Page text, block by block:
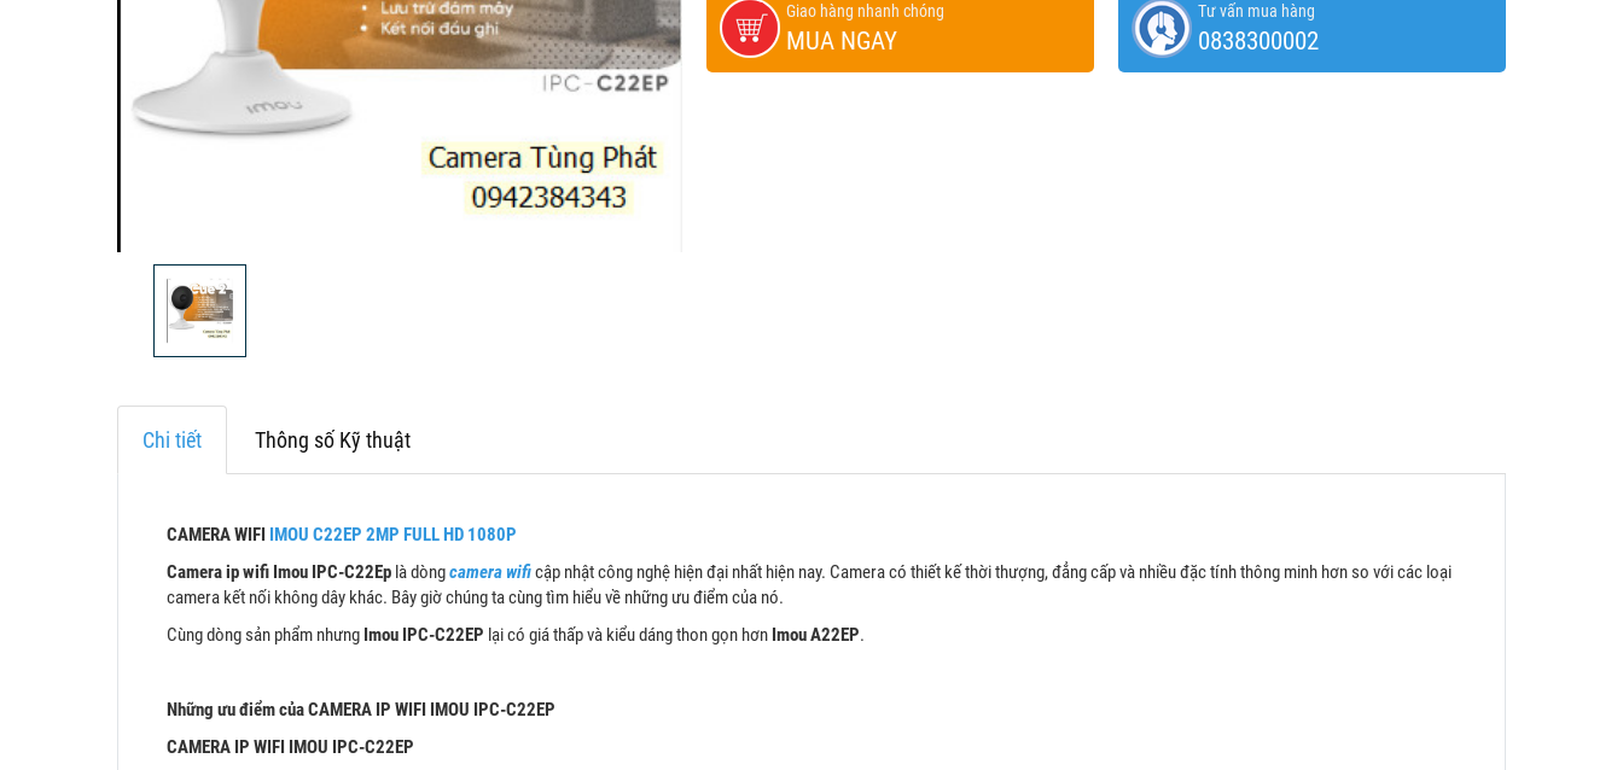
Giao hàng nhanh chóng
MUA NGAY
Tư vấn mua hàng
0838300002
Chi tiết Thông số Kỹ thuật
CAMERA WIFI IMOU C22EP 2MP FULL HD 1080P
Camera ip wifi Imou IPC-C22Ep là dòngcamera wificập nhật công nghệ hiện đại nhất hiện nay. Camera có thiết kế thời thượng, đẳng cấp và nhiều đặc tính thông minh hơn so với các loại
camera kết nối không dây khác. Bây giờ chúng ta cùng tìm hiểu về những ưu điểm của nó.
Cùng dòng sản phẩm nhưng Imou IPC-C22EP lại có giá thấp và kiểu dáng thon gọn hơn Imou A22EP.
Những ưu điểm của CAMERA IP WIFI IMOU IPC-C22EP
CAMERA IP WIFI IMOU IPC-C22EP